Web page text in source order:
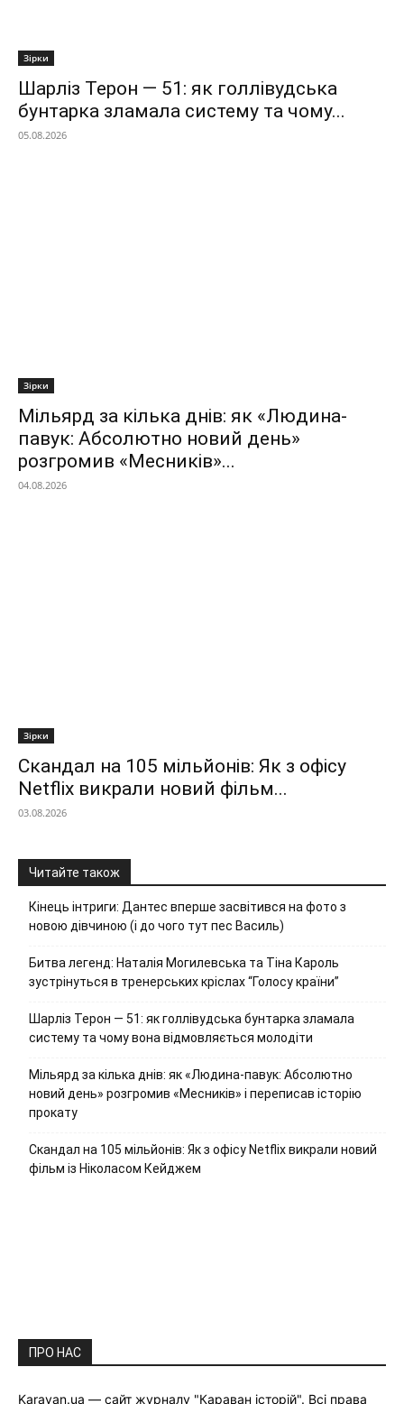
Зірки
Шарліз Терон — 51: як голлівудська
бунтарка зламала систему та чому...
05.08.2026
Зірки
Мільярд за кілька днів: як «Людина-
павук: Абсолютно новий день»
розгромив «Месників»...
04.08.2026
Зірки
Скандал на 105 мільйонів: Як з офісу
Netflix викрали новий фільм...
03.08.2026
Читайте також
Кінець інтриги: Дантес вперше засвітився на фото з
новою дівчиною (і до чого тут пес Василь)
Битва легенд: Наталія Могилевська та Тіна Кароль
зустрінуться в тренерських кріслах “Голосу країни”
Шарліз Терон — 51: як голлівудська бунтарка зламала
систему та чому вона відмовляється молодіти
Мільярд за кілька днів: як «Людина-павук: Абсолютно
новий день» розгромив «Месників» і переписав історію
прокату
Скандал на 105 мільйонів: Як з офісу Netflix викрали новий
фільм із Ніколасом Кейджем
ПРО НАС
Karavan.ua — сайт журналу "Караван історій". Всі права